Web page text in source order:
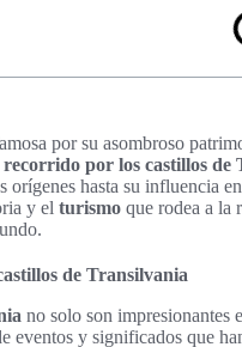
por su asombroso
por los castillos de
orígenes hasta su influencia
y el turismo que rodea a la
de Transilvania
no solo son impresionantes
eventos y significados que